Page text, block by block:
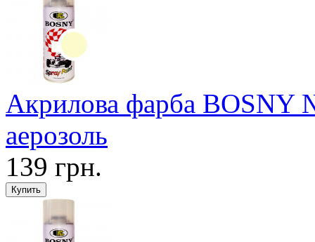
Акрилова фарба BOSNY
аерозоль
139 грн.